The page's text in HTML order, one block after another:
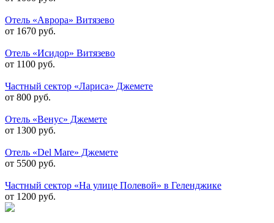
Отель «Аврора» Витязево
от 1670 руб.
Отель «Исидор» Витязево
от 1100 руб.
Частный сектор «Лариса» Джемете
от 800 руб.
Отель «Венус» Джемете
от 1300 руб.
Отель «Del Mare» Джемете
от 5500 руб.
Частный сектор «На улице Полевой» в Геленджике
от 1200 руб.